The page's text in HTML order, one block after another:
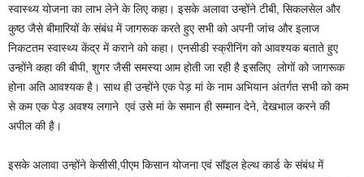
स्वास्थ्य योजना का लाभ लेने के लिए कहा। इसके अलावा उन्होंने टीबी, सिकलसेल और
कुष्ठ जैसे बीमारियों के संबंध में जागरूक करते हुए सभी को अपनी जांच और इलाज
निकटतम स्वास्थ्य केंद्र में कराने को कहा। एनसीडी स्क्रीनिंग को आवश्यक बताते हुए
उन्होंने कहा की बीपी, शुगर जैसी समस्या आम होती जा रही है इसलिए लोगों को जागरूक
होना अति आवश्यक है। साथ ही उन्होंने एक पेड़ मां के नाम अभियान अंतर्गत सभी को कम
से कम एक पेड़ अवश्य लगाने एवं उसे मां के समान ही सम्मान देने, देखभाल करने की
अपील की है।
इसके अलावा उन्होंने केसीसी,पीएम किसान योजना एवं सॉइल हेल्थ कार्ड के संबंध में